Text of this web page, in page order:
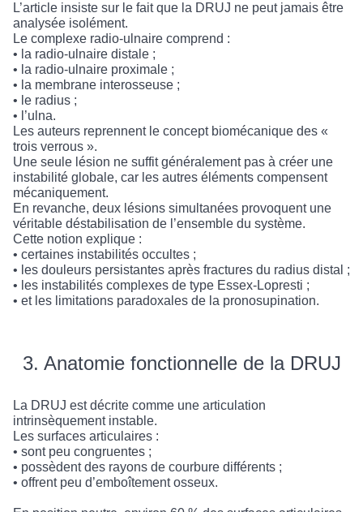
L’article insiste sur le fait que la DRUJ ne peut jamais être
analysée isolément.
Le complexe radio-ulnaire comprend :
• la radio-ulnaire distale ;
• la radio-ulnaire proximale ;
• la membrane interosseuse ;
• le radius ;
• l’ulna.
Les auteurs reprennent le concept biomécanique des «
trois verrous ».
Une seule lésion ne suffit généralement pas à créer une
instabilité globale, car les autres éléments compensent
mécaniquement.
En revanche, deux lésions simultanées provoquent une
véritable déstabilisation de l’ensemble du système.
Cette notion explique :
• certaines instabilités occultes ;
• les douleurs persistantes après fractures du radius distal ;
• les instabilités complexes de type Essex-Lopresti ;
• et les limitations paradoxales de la pronosupination.
3. Anatomie fonctionnelle de la DRUJ
La DRUJ est décrite comme une articulation
intrinsèquement instable.
Les surfaces articulaires :
• sont peu congruentes ;
• possèdent des rayons de courbure différents ;
• offrent peu d’emboîtement osseux.